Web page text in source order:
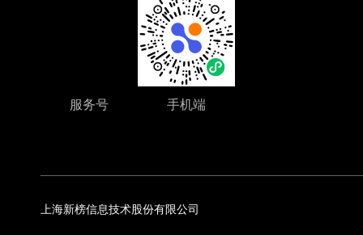
服务号 手机端
上海新榜信息技术股份有限公司